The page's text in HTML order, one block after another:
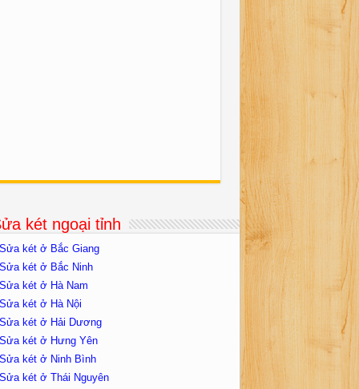
két ngoại tỉnh
két ở Bắc Giang
két ở Bắc Ninh
két ở Hà Nam
két ở Hà Nội
két ở Hải Dương
két ở Hưng Yên
két ở Ninh Bình
két ở Thái Nguyên